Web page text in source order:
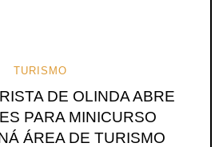
TURISMO
DE OLINDA ABRE
PARA MINICURSO
ÁREA DE TURISMO